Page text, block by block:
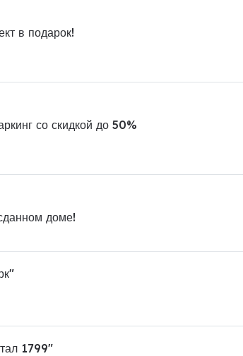
в подарок!
со скидкой до 50%
доме!
1799"